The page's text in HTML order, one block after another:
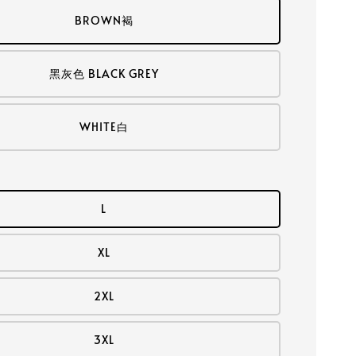
BROWN褐
黑灰色 BLACK GREY
WHITE白
L
XL
2XL
3XL